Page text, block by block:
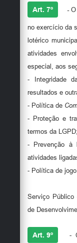
Art. 7º -O
no exercício da
lotérico
atividades
especial, aos
- Integridade
resultados e
- Política de
- Proteção e
termos da LGPD;
- Prevenção à
atividades
- Política de jogo
Art.
Serviço Público
de
Art. 9º -